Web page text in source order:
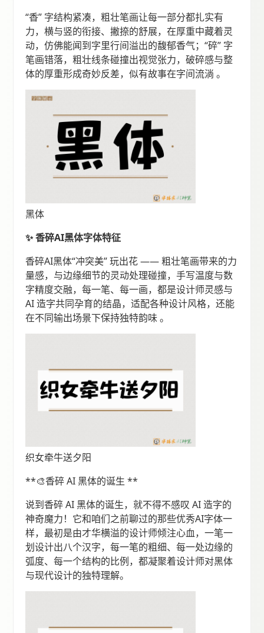
“香” 字结构紧凑，粗壮笔画让每一部分都扎实有
力，横与竖的衔接、撇捺的舒展，在厚重中藏着灵
动，仿佛能闻到字里行间溢出的馥郁香气；“碎” 字
笔画错落，粗壮线条碰撞出视觉张力，破碎感与整
体的厚重形成奇妙反差，似有故事在字间流淌 。
黑体
✨ 香碎AI黑体字体特征
香碎AI黑体“冲突美” 玩出花 —— 粗壮笔画带来的力
量感，与边缘细节的灵动处理碰撞，手写温度与数
字精度交融，每一笔、每一画，都是设计师灵感与
AI 造字共同孕育的结晶，适配各种设计风格，还能
在不同输出场景下保持独特韵味 。
织女牵牛送夕阳
**🎨香碎 AI 黑体的诞生 **
说到香碎 AI 黑体的诞生，就不得不感叹 AI 造字的
神奇魔力！它和咱们之前聊过的那些优秀AI字体一
样，最初是由才华横溢的设计师倾注心血，一笔一
划设计出八个汉字，每一笔的粗细、每一处边缘的
弧度、每一个结构的比例，都凝聚着设计师对黑体
与现代设计的独特理解。